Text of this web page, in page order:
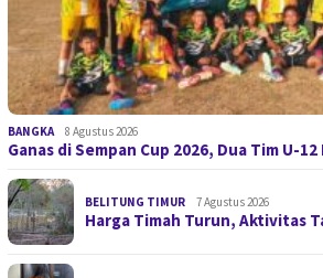
BANGKA 8 Agustus 2026
Ganas di Sempan Cup 2026, Dua Tim U-
BELITUNG TIMUR 7 Agustus 2026
Harga Timah Turun, Aktivitas